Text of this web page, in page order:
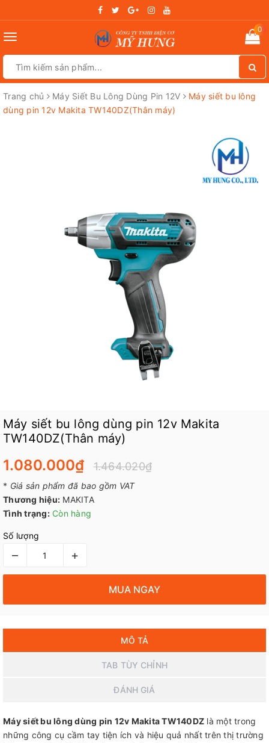
Toggle
0
Trang chủ Máy Siết Bu Lông Dùng Pin 12V
Máy siết bu lông
dùng pin 12v Makita TW140DZ(Thân máy)
Máy siết bu lông dùng pin 12v Makita
TW140DZ(Thân máy)
1.080.000₫ 1.464.020₫
* Giá sản phẩm đã bao gồm VAT
Thương hiệu: MAKITA
Tình trạng: Còn hàng
Số lượng
– +
MUA NGAY
MÔ TẢ
TAB TÙY CHỈNH
ĐÁNH GIÁ
Máy siết bu lông dùng pin 12v Makita TW140DZ là một trong
những công cụ cầm tay tiện ích và hiệu quả nhất trên thị trường